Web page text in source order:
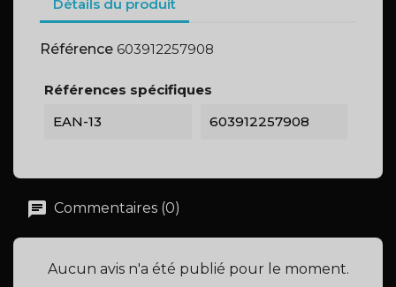
Détails du produit
Référence 603912257908
Références spécifiques
EAN-13
603912257908
Commentaires (0)
Aucun avis n'a été publié pour le moment.